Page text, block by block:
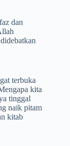
dan
terbuka
kita
tinggal
naik pitam
kitab